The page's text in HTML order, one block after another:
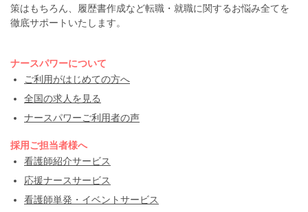
策はもちろん、履歴書作成など転職・就職に関するお悩み全てを
徹底サポートいたします。
ナースパワーについて
ご利用がはじめての方へ
全国の求人を見る
ナースパワーご利用者の声
採用ご担当者様へ
看護師紹介サービス
応援ナースサービス
看護師単発・イベントサービス